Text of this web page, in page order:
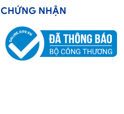
CHỨNG NHẬN